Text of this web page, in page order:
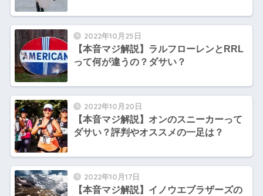
2022年10月25日
【本音マジ解説】ラルフローレンとRRL
って何が違うの？ダサい？
2022年10月20日
【本音マジ解説】オンのスニーカーって
ダサい？評判やオススメの一足は？
2022年10月17日
【本音マジ解説】イノウエブラザーズの